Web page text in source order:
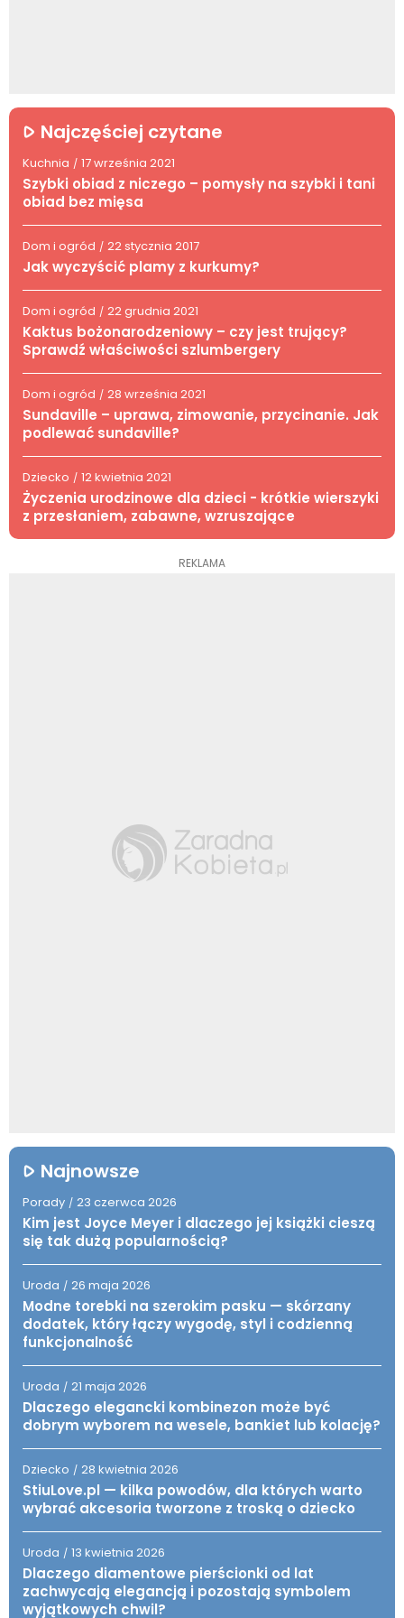
Najczęściej czytane
Kuchnia / 17 września 2021
Szybki obiad z niczego – pomysły na szybki i tani
obiad bez mięsa
Dom i ogród / 22 stycznia 2017
Jak wyczyścić plamy z kurkumy?
Dom i ogród / 22 grudnia 2021
Kaktus bożonarodzeniowy – czy jest trujący?
Sprawdź właściwości szlumbergery
Dom i ogród / 28 września 2021
Sundaville – uprawa, zimowanie, przycinanie. Jak
podlewać sundaville?
Dziecko / 12 kwietnia 2021
Życzenia urodzinowe dla dzieci - krótkie wierszyki
z przesłaniem, zabawne, wzruszające
REKLAMA
Najnowsze
Porady / 23 czerwca 2026
Kim jest Joyce Meyer i dlaczego jej książki cieszą
się tak dużą popularnością?
Uroda / 26 maja 2026
Modne torebki na szerokim pasku — skórzany
dodatek, który łączy wygodę, styl i codzienną
funkcjonalność
Uroda / 21 maja 2026
Dlaczego elegancki kombinezon może być
dobrym wyborem na wesele, bankiet lub kolację?
Dziecko / 28 kwietnia 2026
StiuLove.pl — kilka powodów, dla których warto
wybrać akcesoria tworzone z troską o dziecko
Uroda / 13 kwietnia 2026
Dlaczego diamentowe pierścionki od lat
zachwycają elegancją i pozostają symbolem
wyjątkowych chwil?